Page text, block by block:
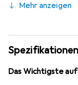
Feilen werden in
Schruppen.
Mehr anzeigen
Spezifikationen
Das Wichtigste